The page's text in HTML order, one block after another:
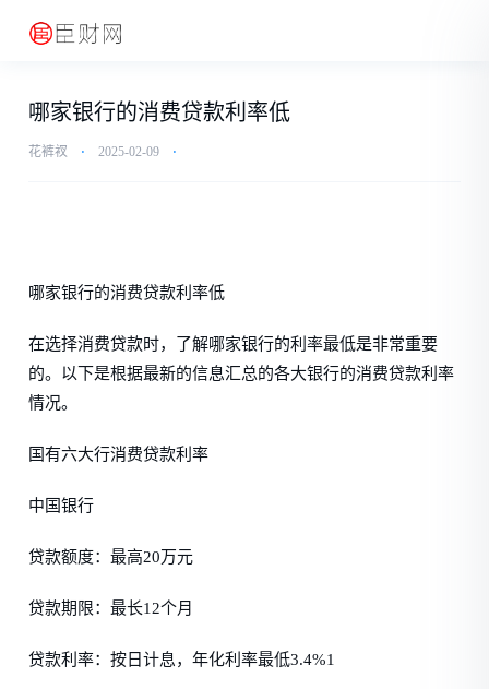
哪家银行的消费贷款利率低
花裤衩 ⋅ 2025-02-09 ⋅
哪家银行的消费贷款利率低
在选择消费贷款时，了解哪家银行的利率最低是非常重要
的。以下是根据最新的信息汇总的各大银行的消费贷款利率
情况。
国有六大行消费贷款利率
中国银行
贷款额度：最高20万元
贷款期限：最长12个月
贷款利率：按日计息，年化利率最低3.4%1